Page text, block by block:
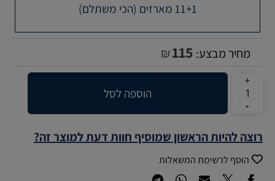
11+1 מארזים (הכי משתלם)
מחיר מבצע: ₪115
הוספה לסל
רוצה להיות הראשון שמוסיף חוות דעת למוצר זה?
הוסף לרשימת המשאלות